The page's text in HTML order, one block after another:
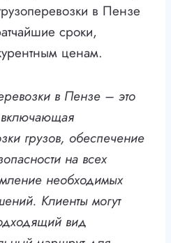
в Пензе
сроки,
ценам.
в Пензе – это
включающая
грузов, обеспечение
на всех
необходимых
Клиенты могут
вид